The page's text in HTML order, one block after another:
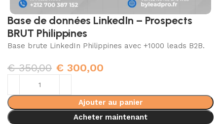
Base de données LinkedIn – Prospects
BRUT Philippines
Base brute LinkedIn Philippines avec +1000 leads B2B.
€350,00 € 300,00
Ajouter au panier
Acheter maintenant